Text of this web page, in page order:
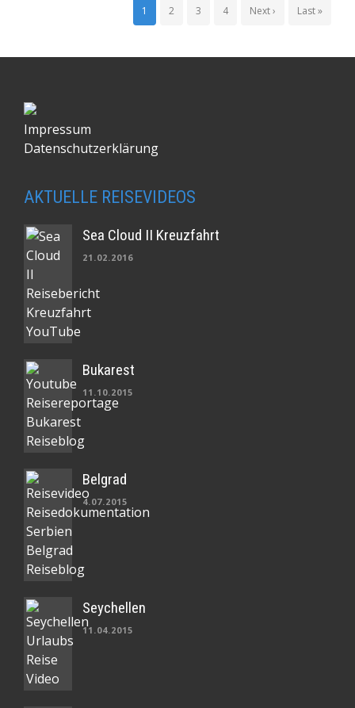
1 2 3 4 Next › Last »
Impressum
Datenschutzerklärung
AKTUELLE REISEVIDEOS
Sea Cloud II Kreuzfahrt
21.02.2016
Bukarest
11.10.2015
Belgrad
4.07.2015
Seychellen
11.04.2015